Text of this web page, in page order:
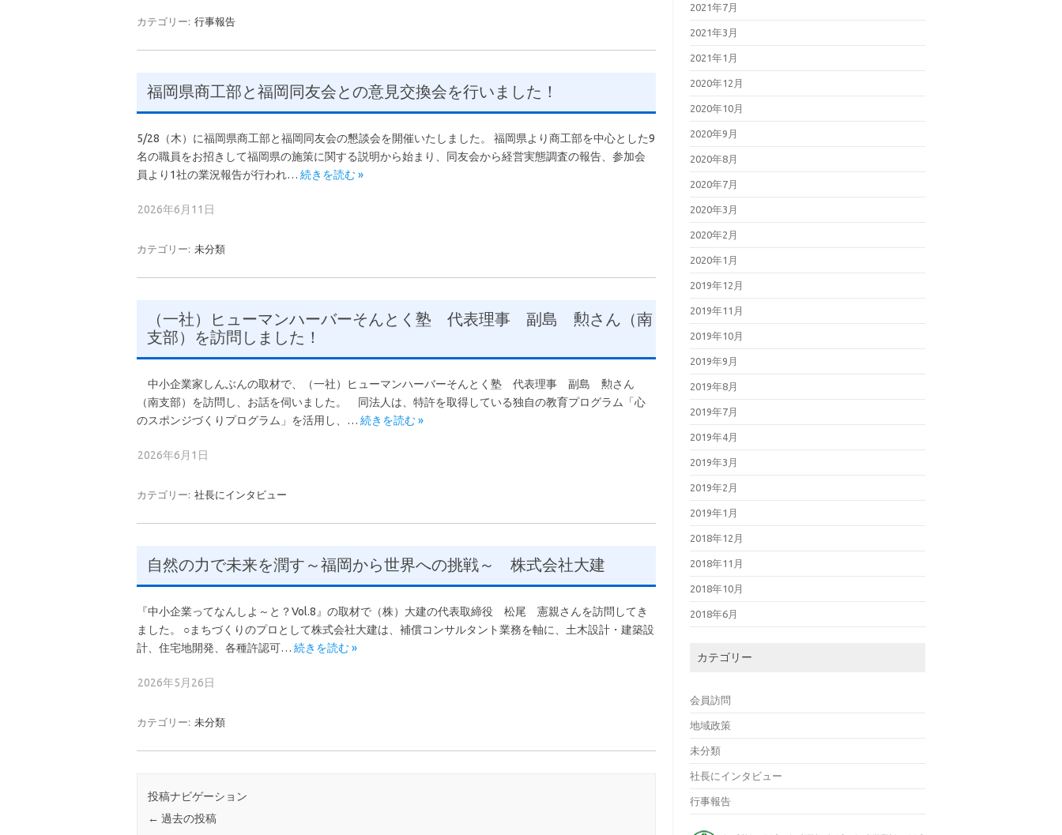
カテゴリー: 行事報告
福岡県商工部と福岡同友会との意見交換会を行いました！
5/28（木）に福岡県商工部と福岡同友会の懇談会を開催いたしました。 福岡県より商工部を中心とした9
名の職員をお招きして福岡県の施策に関する説明から始まり、同友会から経営実態調査の報告、参加会
員より1社の業況報告が行われ… 続きを読む »
2026年6月11日
カテゴリー: 未分類
（一社）ヒューマンハーバーそんとく塾 代表理事 副島 勲さん（南
支部）を訪問しました！
中小企業家しんぶんの取材で、（一社）ヒューマンハーバーそんとく塾 代表理事 副島 勲さん
（南支部）を訪問し、お話を伺いました。 同法人は、特許を取得している独自の教育プログラム「心
のスポンジづくりプログラム」を活用し、… 続きを読む »
2026年6月1日
カテゴリー: 社長にインタビュー
自然の力で未来を潤す～福岡から世界への挑戦～ 株式会社大建
『中小企業ってなんしよ～と？Vol.8』の取材で（株）大建の代表取締役 松尾 憲親さんを訪問してき
ました。 ○まちづくりのプロとして株式会社大建は、補償コンサルタント業務を軸に、土木設計・建築設
計、住宅地開発、各種許認可… 続きを読む »
2026年5月26日
カテゴリー: 未分類
投稿ナビゲーション
← 過去の投稿
2021年7月
2021年3月
2021年1月
2020年12月
2020年10月
2020年9月
2020年8月
2020年7月
2020年3月
2020年2月
2020年1月
2019年12月
2019年11月
2019年10月
2019年9月
2019年8月
2019年7月
2019年4月
2019年3月
2019年2月
2019年1月
2018年12月
2018年11月
2018年10月
2018年6月
カテゴリー
会員訪問
地域政策
未分類
社長にインタビュー
行事報告